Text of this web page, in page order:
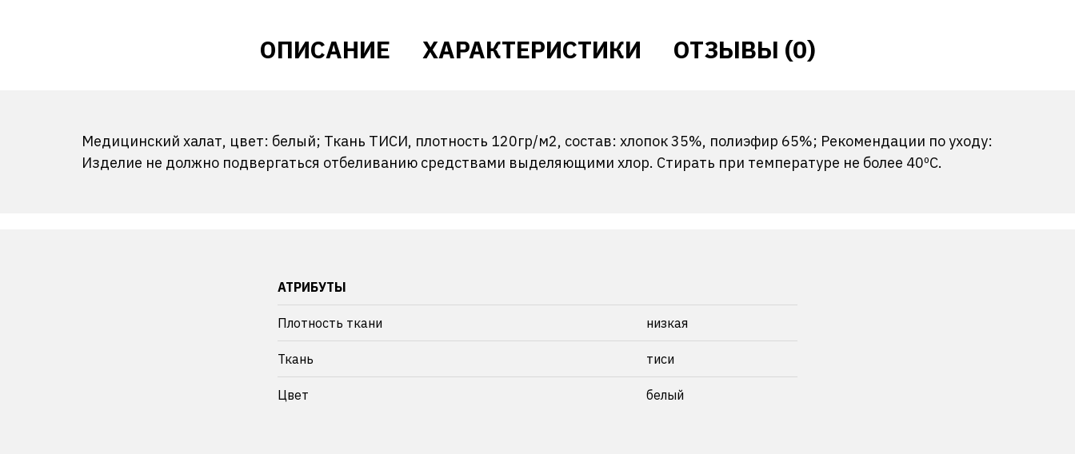
ОПИСАНИЕ ХАРАКТЕРИСТИКИ ОТЗЫВЫ (0)
Медицинский халат, цвет: белый; Ткань ТИСИ, плотность 120гр/м2, состав: хлопок 35%, полиэфир 65%; Рекомендации по уходу:
Изделие не должно подвергаться отбеливанию средствами выделяющими хлор. Стирать при температуре не более 40ºС.
АТРИБУТЫ
Плотность ткани низкая
Ткань тиси
Цвет белый